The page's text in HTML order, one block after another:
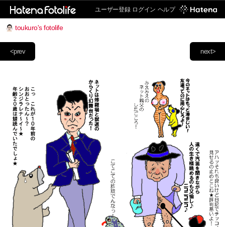
ユーザー登録 ログイン ヘルプ
toukuro's fotolife
next>
<prev